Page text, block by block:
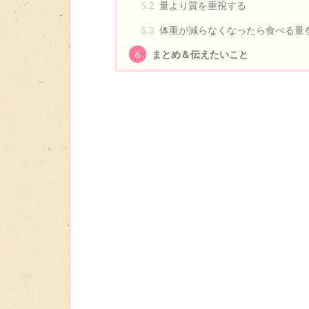
5.2 量より質を重視する
5.3 体重が減らなくなったら食べる量
6 まとめ＆伝えたいこと